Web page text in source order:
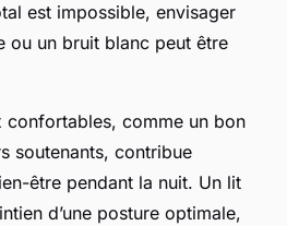
est impossible, envisager
ou un bruit blanc peut être
confortables, comme un bon
soutenants, contribue
être pendant la nuit. Un lit
d’une posture optimale,